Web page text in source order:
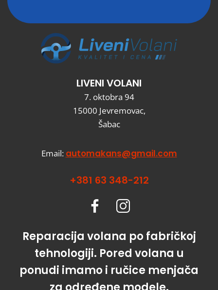
LIVENI VOLANI
7. oktobra 94
15000 Jevremovac,
Šabac
Email: automakans@gmail.com
+381 63 348-212
Reparacija volana po fabričkoj
tehnologiji. Pored volana u
ponudi imamo i ručice menjača